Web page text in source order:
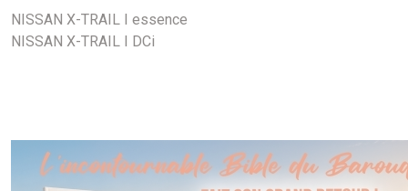
NISSAN X-TRAIL I essence
NISSAN X-TRAIL I DCi